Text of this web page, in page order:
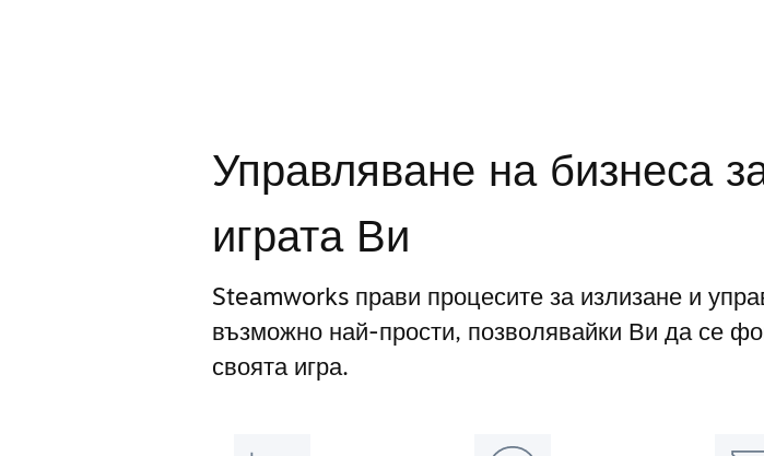
Управляване на бизнеса
играта Ви
Steamworks прави процесите за излизане и
възможно най-прости, позволявайки Ви да се
своята игра.